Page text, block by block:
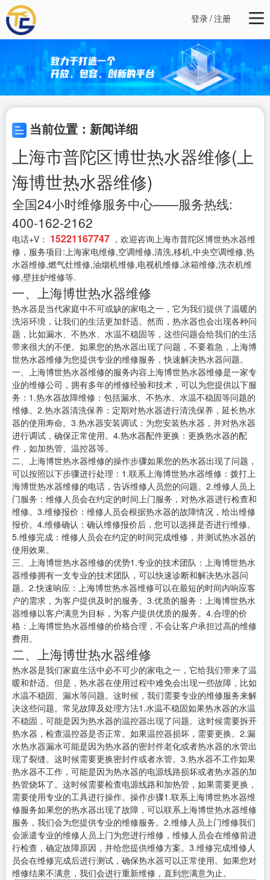
登录/注册
当前位置：新闻详细
上海市普陀区博世热水器维修(上
海博世热水器维修)
全国24小时维修服务中心——服务热线:
400-162-2162
电话+V： 15221167747 ，欢迎咨询上海市普陀区博世热水器维
修，服务项目:上海家电维修,空调维修,清洗,移机,中央空调维修,热
水器维修,燃气灶维修,油烟机维修,电视机维修,冰箱维修,洗衣机维
修,壁挂炉维修等.
一、上海博世热水器维修
热水器是当代家庭中不可或缺的家电之一，它为我们提供了温暖的
洗浴环境，让我们的生活更加舒适。然而，热水器也会出现各种问
题，比如漏水、不热水、水温不稳固等，这些问题会给我们的生活
带来很大的不便。如果您的热水器出现了问题，不要着急，上海博
世热水器维修为您提供专业的维修服务，快速解决热水器问题。
一、上海博世热水器维修的服务内容上海博世热水器维修是一家专
业的维修公司，拥有多年的维修经验和技术，可以为您提供以下服
务：1.热水器故障维修：包括漏水、不热水、水温不稳固等问题的
维修。2.热水器清洗保养：定期对热水器进行清洗保养，延长热水
器的使用寿命。3.热水器安装调试：为您安装热水器，并对热水器
进行调试，确保正常使用。4.热水器配件更换：更换热水器的配
件，如加热管、温控器等。
二、上海博世热水器维修的操作步骤如果您的热水器出现了问题，
可以按照以下步骤进行处理：1.联系上海博世热水器维修：拨打上
海博世热水器维修的电话，告诉维修人员您的问题。2.维修人员上
门服务：维修人员会在约定的时间上门服务，对热水器进行检查和
维修。3.维修报价：维修人员会根据热水器的故障情况，给出维修
报价。4.维修确认：确认维修报价后，您可以选择是否进行维修。
5.维修完成：维修人员会在约定的时间完成维修，并测试热水器的
使用效果。
三、上海博世热水器维修的优势1.专业的技术团队：上海博世热水
器维修拥有一支专业的技术团队，可以快速诊断和解决热水器问
题。2.快速响应：上海博世热水器维修可以在最短的时间内响应客
户的需求，为客户提供及时的服务。3.优质的服务：上海博世热水
器维修以客户满意为目标，为客户提供优质的服务。4.合理的价
格：上海博世热水器维修的价格合理，不会让客户承担过高的维修
费用。
二、上海博世热水器维修
热水器是我们家庭生活中必不可少的家电之一，它给我们带来了温
暖和舒适。但是，热水器在使用过程中难免会出现一些故障，比如
水温不稳固、漏水等问题。这时候，我们需要专业的维修服务来解
决这些问题。常见故障及处理方法1.水温不稳固如果热水器的水温
不稳固，可能是因为热水器的温控器出现了问题。这时候需要拆开
热水器，检查温控器是否正常。如果温控器损坏，需要更换。2.漏
水热水器漏水可能是因为热水器的密封件老化或者热水器的水管出
现了裂缝。这时候需要更换密封件或者水管。3.热水器不工作如果
热水器不工作，可能是因为热水器的电源线路损坏或者热水器的加
热管烧坏了。这时候需要检查电源线路和加热管，如果需要更换，
需要使用专业的工具进行操作。操作步骤1.联系上海博世热水器维
修服务如果您的热水器出现了故障，可以联系上海博世热水器维修
服务，我们会为您提供专业的维修服务。2.维修人员上门维修我们
会派遣专业的维修人员上门为您进行维修，维修人员会在维修前进
行检查，确定故障原因，并给您提供维修方案。3.维修完成维修人
员会在维修完成后进行测试，确保热水器可以正常使用。如果您对
维修结果不满意，我们会进行重新维修，直到您满意为止。